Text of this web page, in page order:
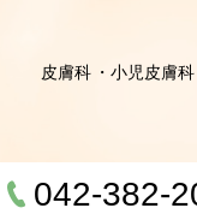
皮膚科 小児皮膚科
042-382-